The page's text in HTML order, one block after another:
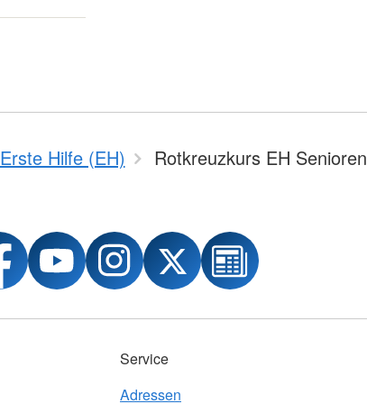
Erste Hilfe (EH) Rotkreuzkurs EH Senioren
Service
Adressen